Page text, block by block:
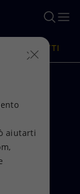
intelligenza
PRODOTTI
a
aiutarti